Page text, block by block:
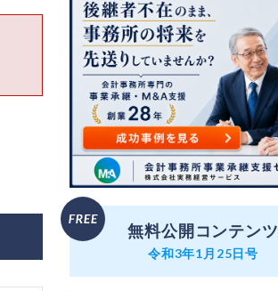
無料公開コンテンツ
令和3年1月25日号